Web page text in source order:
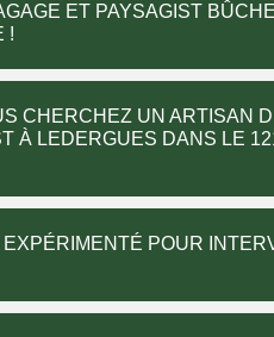
ET PAYSAGIST
!
CHERCHEZ UN ARTISAN
À LEDERGUES DANS LE
POUR